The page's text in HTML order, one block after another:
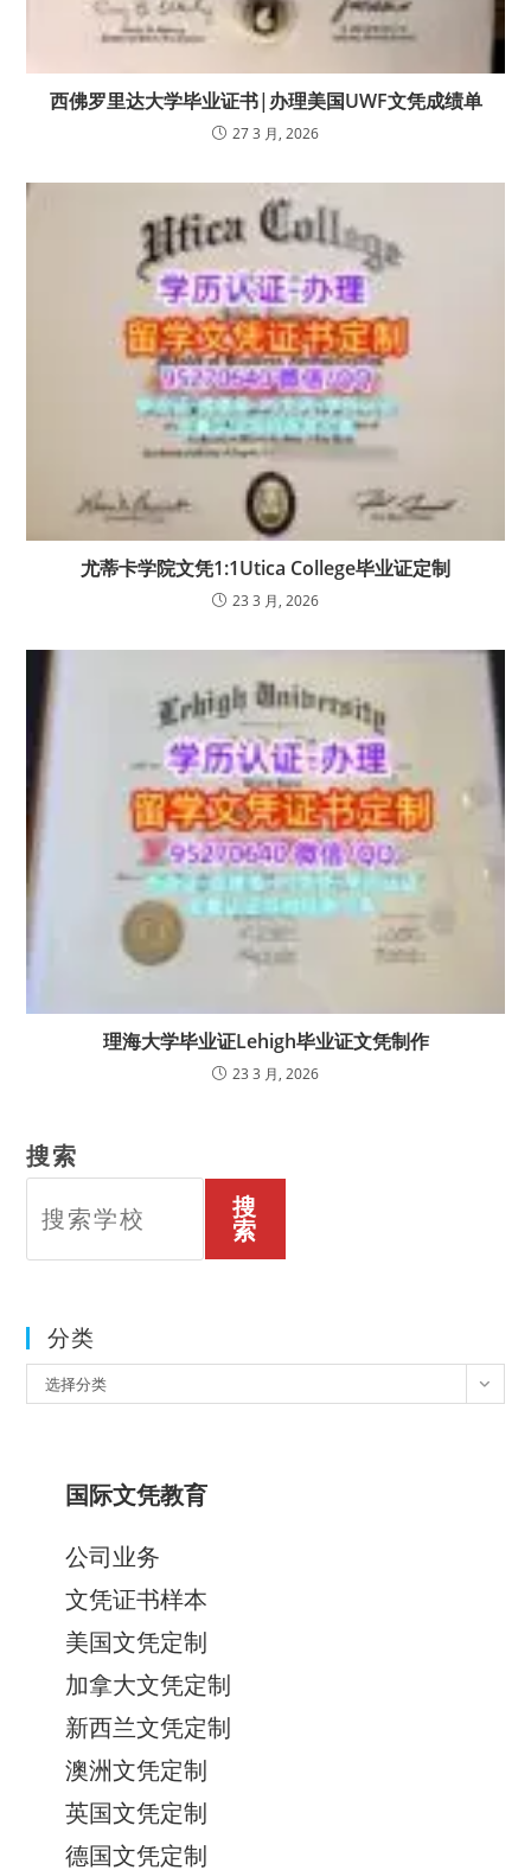
西佛罗里达大学毕业证书|办理美国UWF文凭成绩单
27 3 月, 2026
尤蒂卡学院文凭1:1Utica College毕业证定制
23 3 月, 2026
理海大学毕业证Lehigh毕业证文凭制作
23 3 月, 2026
搜索
搜
索
分类
类
选择分类
国际文凭教育
公司业务
文凭证书样本
美国文凭定制
加拿大文凭定制
新西兰文凭定制
澳洲文凭定制
英国文凭定制
德国文凭定制